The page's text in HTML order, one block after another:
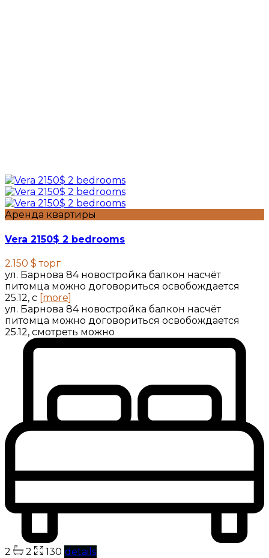
Аренда квартиры
Vera 2150$ 2 bedrooms
2.150 $торг
ул. Барнова 84 новостройка балкон насчёт
питомца можно договориться освобождается
25.12, с [more]
ул. Барнова 84 новостройка балкон насчёт
питомца можно договориться освобождается
25.12, смотреть можно
2 2 130 details